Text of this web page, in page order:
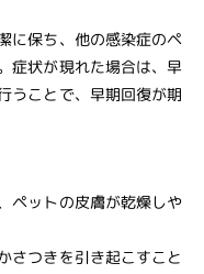
に保ち、他の感染症のペ
症状が現れた場合は、早
うことで、早期回復が期
ペットの皮膚が乾燥しや
さつきを引き起こすこと